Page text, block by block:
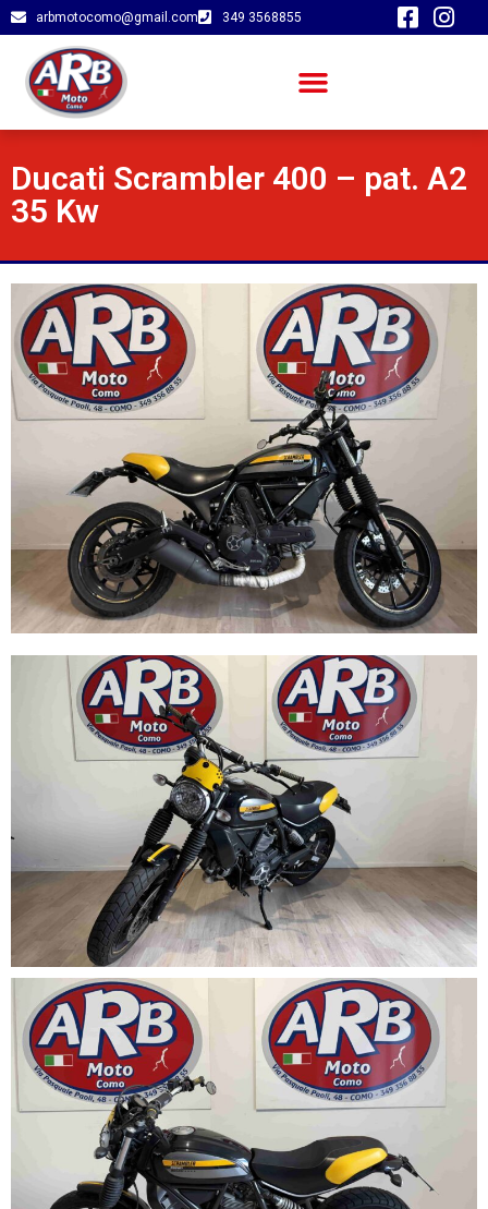
arbmotocomo@gmail.com 349 3568855
Ducati Scrambler 400 – pat. A2
35 Kw